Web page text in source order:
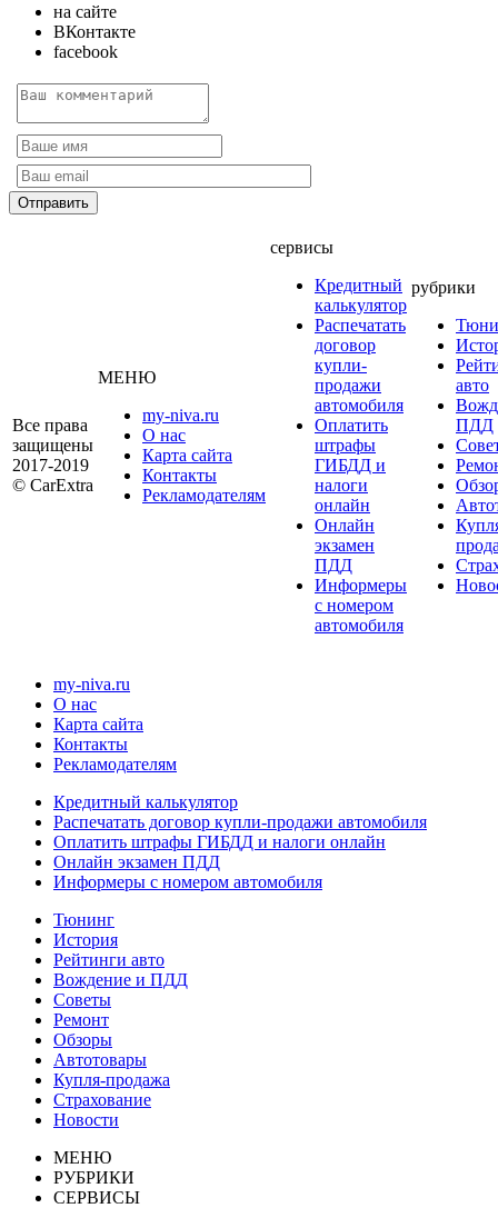
на сайте
ВКонтакте
facebook
Все права
защищены
2017-2019
© CarExtra
МЕНЮ
my-niva.ru
О нас
Карта сайта
Контакты
Рекламодателям
сервисы
Кредитный
калькулятор
Распечатать
договор
купли-
продажи
автомобиля
Оплатить
штрафы
ГИБДД и
налоги
онлайн
Онлайн
экзамен
ПДД
Информеры
с номером
автомобиля
рубрики
авто
ПДД
my-niva.ru
О нас
Карта сайта
Контакты
Рекламодателям
Кредитный калькулятор
Распечатать договор купли-продажи автомобиля
Оплатить штрафы ГИБДД и налоги онлайн
Онлайн экзамен ПДД
Информеры с номером автомобиля
Тюнинг
История
Рейтинги авто
Вождение и ПДД
Советы
Ремонт
Обзоры
Автотовары
Купля-продажа
Страхование
Новости
МЕНЮ
РУБРИКИ
СЕРВИСЫ